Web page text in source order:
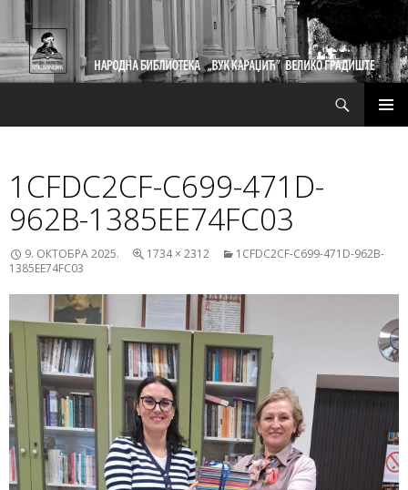
1CFDC2CF-C699-471D-
962B-1385EE74FC03
9. ОКТОБРА 2025. 1734 × 2312
1CFDC2CF-C699-471D-962B-
1385EE74FC03